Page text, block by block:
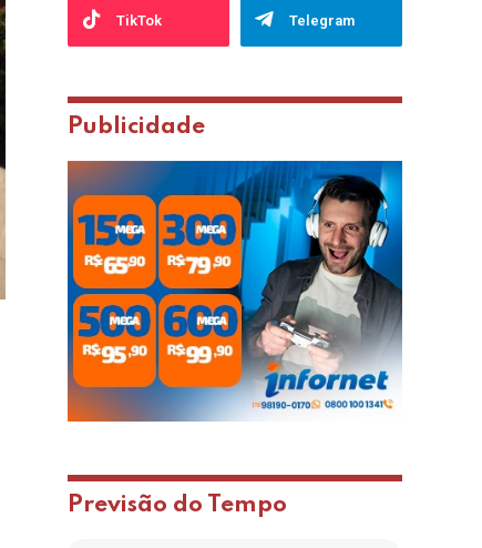
TikTok Telegram
Publicidade
Previsão do Tempo